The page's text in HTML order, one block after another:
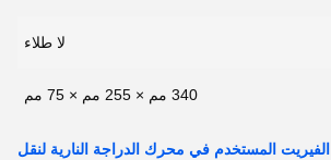
لا طلاء
340 مم × 255 مم × 75 مم
الفيريت المستخدم في محرك الدراجة النارية لنقل